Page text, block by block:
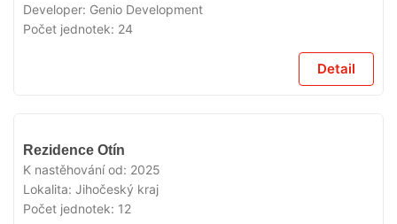
Developer: Genio Development
Počet jednotek: 24
Detail
Rezidence Otín
K nastěhování od: 2025
Lokalita: Jihočeský kraj
Počet jednotek: 12